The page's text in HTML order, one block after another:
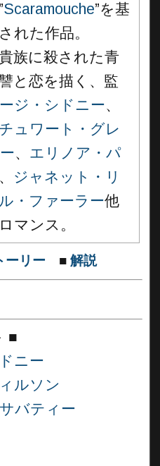
Scaramouche”を基
れた作品。
族に殺された青
と恋を描く、監
ジ・シドニー、
ュワート・グレ
、 エリノア・パ
、 ジャネット・リ
・ファーラー他
マンス。
ーリー ■ 解説
■
ニー
ルソン
バティー